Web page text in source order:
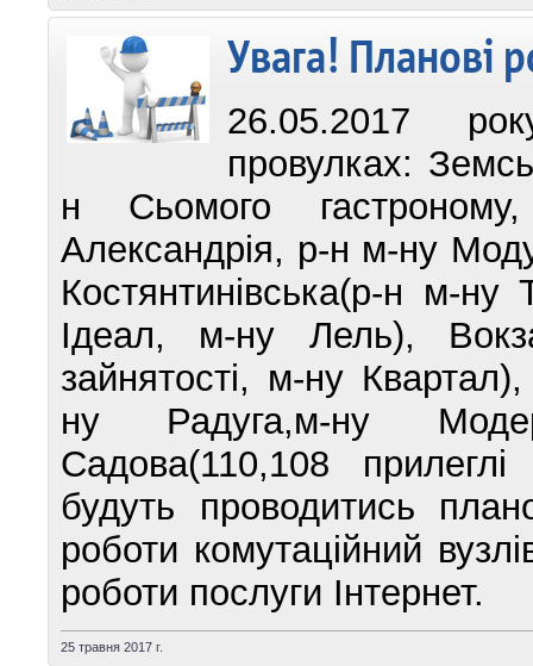
Увага! Планові
26.05.2017
провулках:
н Сьомого
Александрія, р-н м-ну
Костянтинівська(р-н м-ну
Ідеал, м-ну Лель),
зайнятості, м-ну
ну Радуга,м-ну
Садова(110,108
будуть проводитись
роботи комутаційний
роботи послуги Інтернет.
25 травня 2017 г.